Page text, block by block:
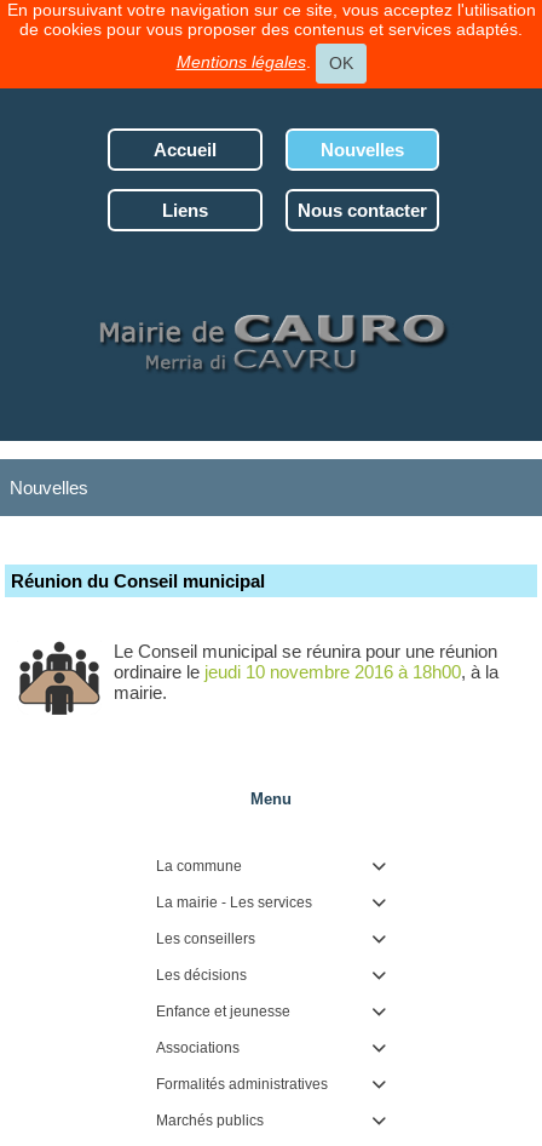
En poursuivant votre navigation sur ce site, vous acceptez l'utilisation
de cookies pour vous proposer des contenus et services adaptés.
Mentions légales. OK
Accueil Nouvelles
Liens Nous contacter
Nouvelles
Réunion du Conseil municipal
Le Conseil municipal se réunira pour une réunion
ordinaire le jeudi 10 novembre 2016 à 18h00, à la
mairie.
Menu
La commune 
La mairie - Les services 
Les conseillers 
Les décisions 
Enfance et jeunesse 
Associations 
Formalités administratives 
Marchés publics 